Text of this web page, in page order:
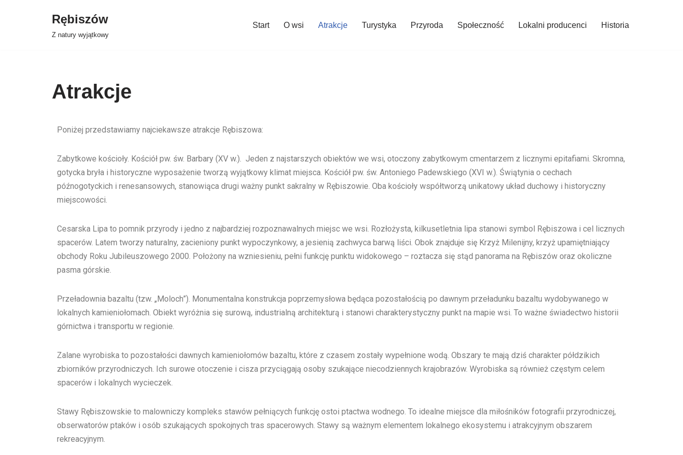
Rębiszów
Z natury wyjątkowy
Start O wsi Atrakcje Turystyka Przyroda Społeczność Lokalni producenci Historia
Atrakcje
Poniżej przedstawiamy najciekawsze atrakcje Rębiszowa:
Zabytkowe kościoły. Kościół pw. św. Barbary (XV w.). Jeden z najstarszych obiektów we wsi, otoczony zabytkowym cmentarzem z licznymi epitafiami. Skromna,
gotycka bryła i historyczne wyposażenie tworzą wyjątkowy klimat miejsca. Kościół pw. św. Antoniego Padewskiego (XVI w.). Świątynia o cechach
późnogotyckich i renesansowych, stanowiąca drugi ważny punkt sakralny w Rębiszowie. Oba kościoły współtworzą unikatowy układ duchowy i historyczny
miejscowości.
Cesarska Lipa to pomnik przyrody i jedno z najbardziej rozpoznawalnych miejsc we wsi. Rozłożysta, kilkusetletnia lipa stanowi symbol Rębiszowa i cel licznych
spacerów. Latem tworzy naturalny, zacieniony punkt wypoczynkowy, a jesienią zachwyca barwą liści. Obok znajduje się Krzyż Milenijny, krzyż upamiętniający
obchody Roku Jubileuszowego 2000. Położony na wzniesieniu, pełni funkcję punktu widokowego – roztacza się stąd panorama na Rębiszów oraz okoliczne
pasma górskie.
Przeładownia bazaltu (tzw. „Moloch”). Monumentalna konstrukcja poprzemysłowa będąca pozostałością po dawnym przeładunku bazaltu wydobywanego w
lokalnych kamieniołomach. Obiekt wyróżnia się surową, industrialną architekturą i stanowi charakterystyczny punkt na mapie wsi. To ważne świadectwo historii
górnictwa i transportu w regionie.
Zalane wyrobiska to pozostałości dawnych kamieniołomów bazaltu, które z czasem zostały wypełnione wodą. Obszary te mają dziś charakter półdzikich
zbiorników przyrodniczych. Ich surowe otoczenie i cisza przyciągają osoby szukające niecodziennych krajobrazów. Wyrobiska są również częstym celem
spacerów i lokalnych wycieczek.
Stawy Rębiszowskie to malowniczy kompleks stawów pełniących funkcję ostoi ptactwa wodnego. To idealne miejsce dla miłośników fotografii przyrodniczej,
obserwatorów ptaków i osób szukających spokojnych tras spacerowych. Stawy są ważnym elementem lokalnego ekosystemu i atrakcyjnym obszarem
rekreacyjnym.